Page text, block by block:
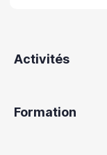
Activités
Formation